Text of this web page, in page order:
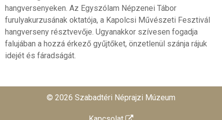
hangversenyeken. Az Egyszólam Népzenei Tábor
furulyakurzusának oktatója, a Kapolcsi Művészeti Fesztivál
hangverseny résztvevője. Ugyanakkor szívesen fogadja
falujában a hozzá érkező gyűjtőket, önzetlenül szánja rájuk
idejét és fáradságát.
© 2026 Szabadtéri Néprajzi Múzeum